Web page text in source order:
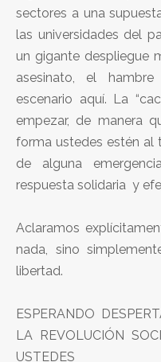
sectores a una
las universidades del
un gigante despliegue
asesinato, el
escenario aquí. La
empezar, de manera
forma ustedes estén al
de alguna
respuesta solidaria y
Aclaramos
nada, sino
libertad.
ESPERANDO
LA REVOLUCIÓN
USTEDES